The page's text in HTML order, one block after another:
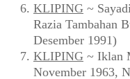
KLIPING ~
Razia Tambahan
Desember 1991)
KLIPING ~ Iklan
November 1963,